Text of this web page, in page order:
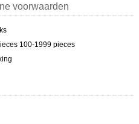
voorwaarden
100-1999 pieces